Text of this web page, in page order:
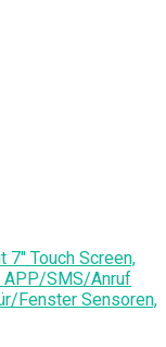
7" Touch Screen,
APP/SMS/Anruf
Fenster Sensoren,